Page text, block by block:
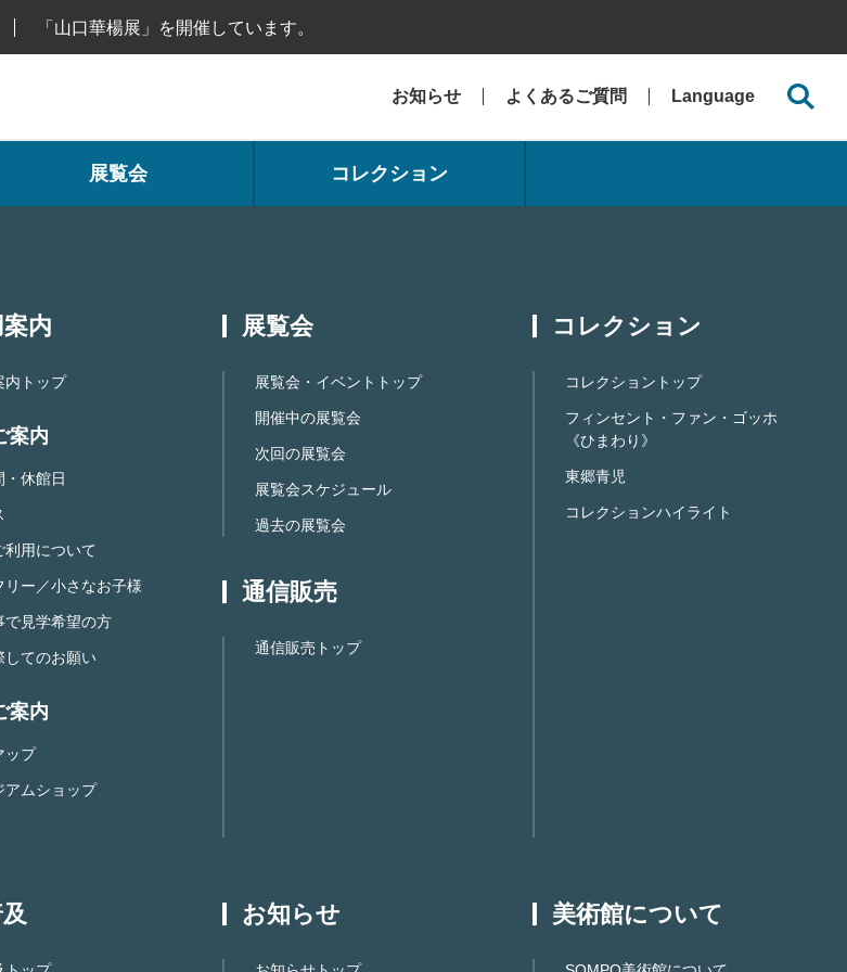
「山口華楊展」を開催しています。
お知らせ よくあるご質問 Language
展覧会 コレクション
内
内トップ
案内
・休館日
利用について
リー／小さなお子様
で見学希望の方
してのお願い
案内
ップ
アムショップ
展覧会
展覧会・イベントトップ
開催中の展覧会
次回の展覧会
展覧会スケジュール
過去の展覧会
通信販売
通信販売トップ
コレクション
コレクショントップ
フィンセント・ファン・ゴッホ
《ひまわり》
東郷青児
コレクションハイライト
お知らせ 美術館について